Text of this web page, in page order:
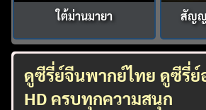
ใต้ม่านมายา สัญญ
ดูซีรี่ย์จีนพากย์ไทย ดูซีรี่
HD ครบทุกความสนุก